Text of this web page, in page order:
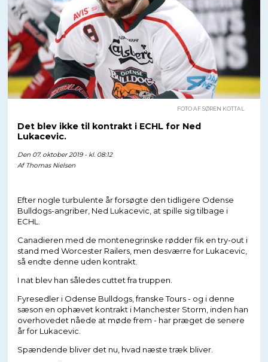
FOTO AF SØREN KOTTAL
Det blev ikke til kontrakt i ECHL for Ned
Lukacevic.
Den 07. oktober 2019 - kl. 08:12
AfThomas Nielsen
Efter nogle turbulente år forsøgte den tidligere Odense
Bulldogs-angriber, Ned Lukacevic, at spille sig tilbage i
ECHL.
Canadieren med de montenegrinske rødder fik en try-out i
stand med Worcester Railers, men desværre for Lukacevic,
så endte denne uden kontrakt.
I nat blev han således cuttet fra truppen.
Fyresedler i Odense Bulldogs, franske Tours - og i denne
sæson en ophævet kontrakt i Manchester Storm, inden han
overhovedet nåede at møde frem - har præget de senere
år for Lukacevic.
Spændende bliver det nu, hvad næste træk bliver.